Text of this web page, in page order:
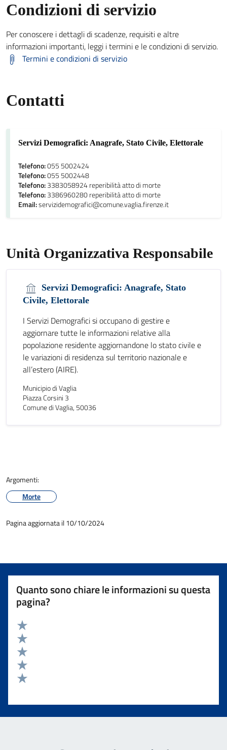
Condizioni di servizio
Per conoscere i dettagli di scadenze, requisiti e altre
informazioni importanti, leggi i termini e le condizioni di servizio.
Termini e condizioni di servizio
Contatti
Servizi Demografici: Anagrafe, Stato Civile, Elettorale
Telefono:055 5002424
Telefono:055 5002448
Telefono:3383058924 reperibilità atto di morte
Telefono:3386960280 reperibilità atto di morte
Email:servizidemografici@comune.vaglia.firenze.it
Unità Organizzativa Responsabile
Servizi Demografici: Anagrafe, Stato
Civile, Elettorale
I Servizi Demografici si occupano di gestire e
aggiornare tutte le informazioni relative alla
popolazione residente aggiornandone lo stato civile e
le variazioni di residenza sul territorio nazionale e
all’estero (AIRE).
Municipio di Vaglia
Piazza Corsini 3
Comune di Vaglia, 50036
Argomenti:
Morte
Pagina aggiornata il 10/10/2024
Quanto sono chiare le informazioni su questa
pagina?
Valuta 5 stelle su 5
Valuta 4 stelle su 5
Valuta 3 stelle su 5
Valuta 2 stelle su 5